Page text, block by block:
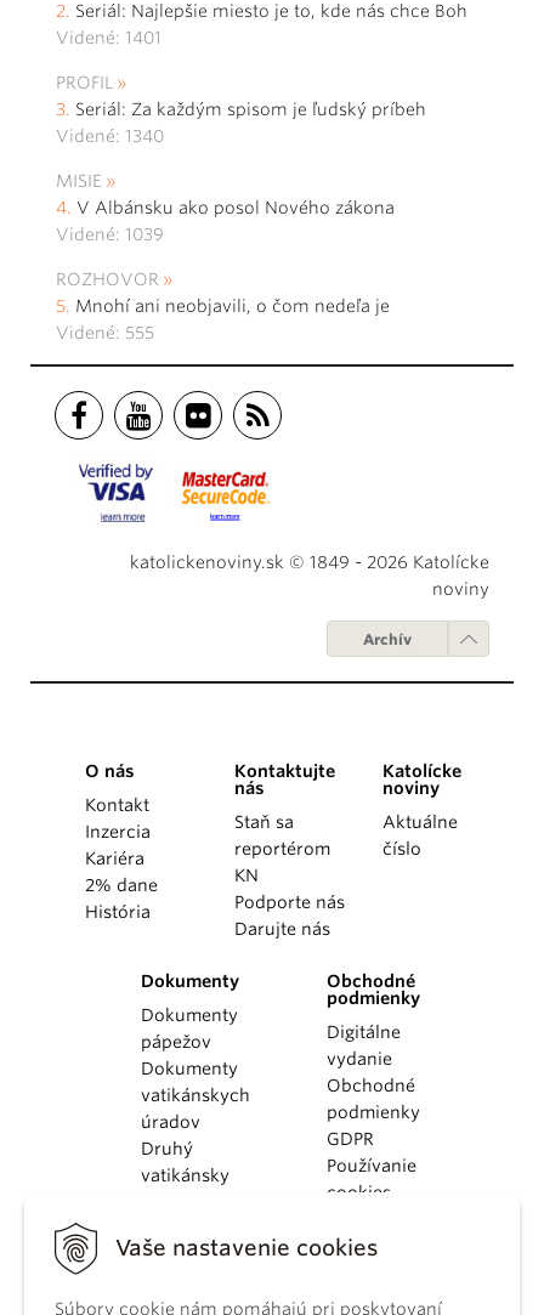
Vaše nastavenie cookies
Súbory cookie nám pomáhajú pri poskytovaní
Seriál: Najlepšie miesto je to, kde nás chce Boh
Videné: 1401
PROFIL
Seriál: Za každým spisom je ľudský príbeh
Videné: 1340
MISIE
V Albánsku ako posol Nového zákona
Videné: 1039
ROZHOVOR
Mnohí ani neobjavili, o čom nedeľa je
Videné: 555
katolickenoviny.sk © 1849 - 2026 Katolícke
noviny
Archív
O nás
Kontakt
Inzercia
Kariéra
2% dane
História
Kontaktujte
nás
Staň sa
reportérom
KN
Podporte nás
Darujte nás
Katolícke
noviny
Aktuálne
číslo
Dokumenty
Dokumenty
pápežov
Dokumenty
vatikánskych
úradov
Druhý
vatikánsky
KBS
kánonického
Obchodné
podmienky
Digitálne
vydanie
Obchodné
podmienky
GDPR
Používanie
cookies